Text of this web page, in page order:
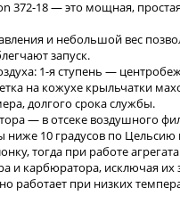
372-18 — это мощная,
и небольшой вес
запуск.
1-я ступень —
на кожухе крыльчатки
долгого срока службы.
— в отсеке воздушного
10 градусов по Цельсию
тогда при работе
и карбюратора, исключая
работает при низких